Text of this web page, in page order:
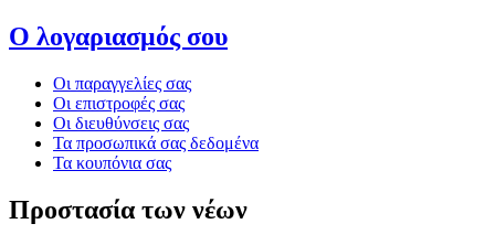
Ο λογαριασμός σου
Οι παραγγελίες σας
Οι επιστροφές σας
Οι διευθύνσεις σας
Τα προσωπικά σας δεδομένα
Τα κουπόνια σας
Προστασία των νέων